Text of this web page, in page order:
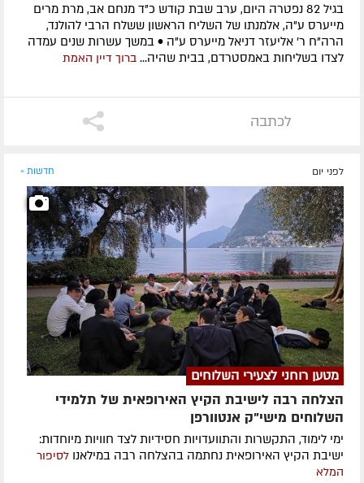
בגיל 82 נפטרה היום, ערב שבת קודש כ"ד מנחם אב, מרת מרים
מייערס ע"ה, אלמנתו של השליח הראשון ששלח הרבי להולנד,
הרה"ח ר' אליעזר דניאל מייערס ע"ה • במשך עשרות שנים עמדה
לצדו בשליחות באמסטרדם, בבית שהיה... ברוך דיין האמת
לכתבה
לפני יום חדשות »
מטען רוחני לצעירי השלוחים
הצלחה רבה לישיבת הקיץ האירופאית של תלמידי
השלוחים מישי"ק אנטוורפן
ימי לימוד, התקשרות והתוועדויות חסידיות לצד חוויות מיוחדות:
ישיבת הקיץ האירופאית נחתמה בהצלחה רבה במילאנו לסיפור
המלא